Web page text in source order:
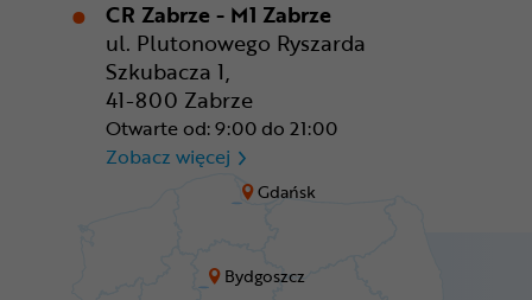
Bydgoszcz
Gdańsk
CR Zabrze - M1 Zabrze
ul. Plutonowego Ryszarda
Szkubacza 1,
41-800 Zabrze
Otwarte od: 9:00 do 21:00
Zobacz więcej CR Zabrze - M1 Zabrze